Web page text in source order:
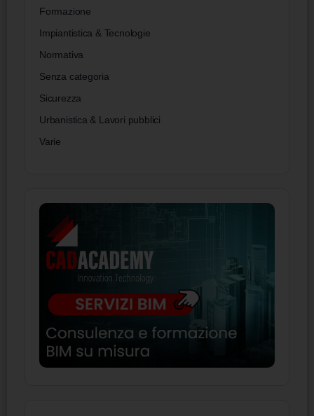
Formazione
Impiantistica & Tecnologie
Normativa
Senza categoria
Sicurezza
Urbanistica & Lavori pubblici
Varie